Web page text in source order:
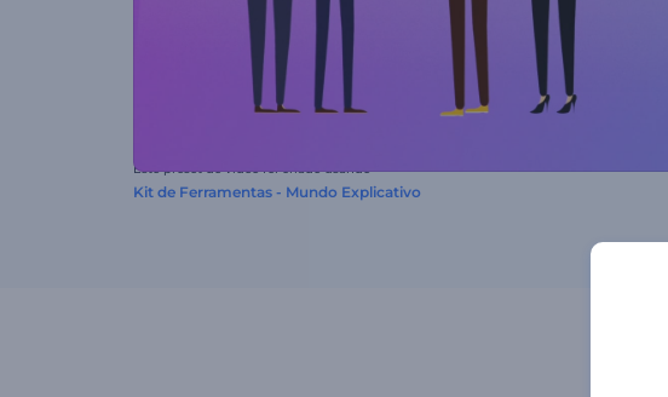
Este preset de vídeo foi criado usando
Kit de Ferramentas - Mundo Explicativo